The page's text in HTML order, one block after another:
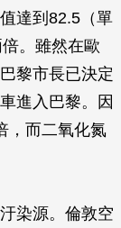
達到82.5（單
。雖然在歐
黎市長已決定
進入巴黎。因
，而二氧化氮
染源。倫敦空